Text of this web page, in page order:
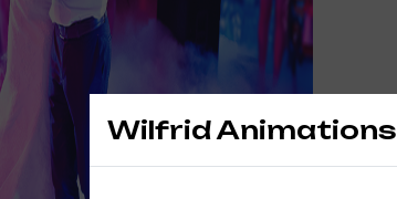
Wilfrid Animations